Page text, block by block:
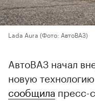
Lada Aura (Фото: АвтоВАЗ)
АвтоВАЗ начал
новую
сообщила пресс-